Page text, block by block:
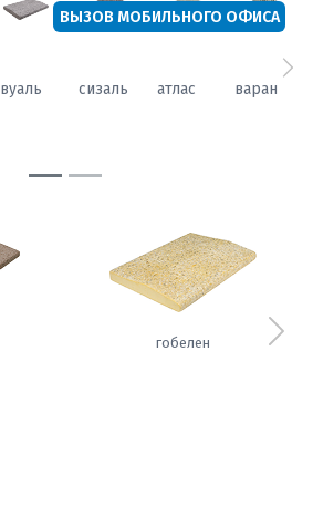
вуаль сизаль атлас варан
гобелен
ВЫЗОВ МОБИЛЬНОГО ОФИСА